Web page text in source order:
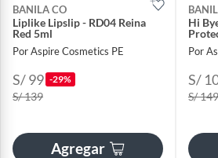
BANILA CO
Liplike Lipslip - RD04 Reina
Red 5ml
Por Aspire Cosmetics PE
S/ 99 -29%
S/ 139
Agregar
Hi
Por
S/
S/ 149